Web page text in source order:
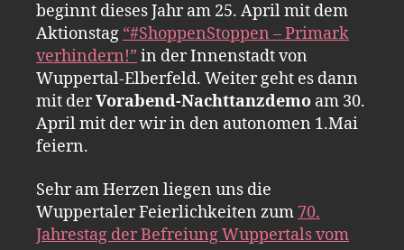
beginnt dieses Jahr am 25. April mit dem
Aktionstag “#ShoppenStoppen – Primark
verhindern!” in der Innenstadt von
Wuppertal-Elberfeld. Weiter geht es dann
mit derVorabend-Nachttanzdemo am 30.
April mit der wir in den autonomen 1.Mai
feiern.
Sehr am Herzen liegen uns die
Wuppertaler Feierlichkeiten zum 70.
Jahrestag der Befreiung Wuppertals vom